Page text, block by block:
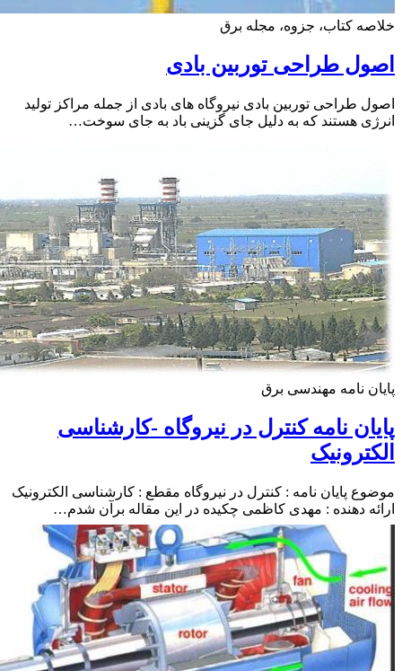
کتاب، جزوه، مجله برق
طراحی توربین بادی
طراحی توربین بادی نیروگاه های بادی از جمله مراکز تولید
هستند که به دلیل جای گزینی باد به جای سوخت…
نامه مهندسی برق
نامه کنترل در نیروگاه -کارشناسی
پایان نامه : کنترل در نیروگاه مقطع : کارشناسی الکترونیک
دهنده : مهدی کاظمی چکیده در این مقاله برآن شدم…